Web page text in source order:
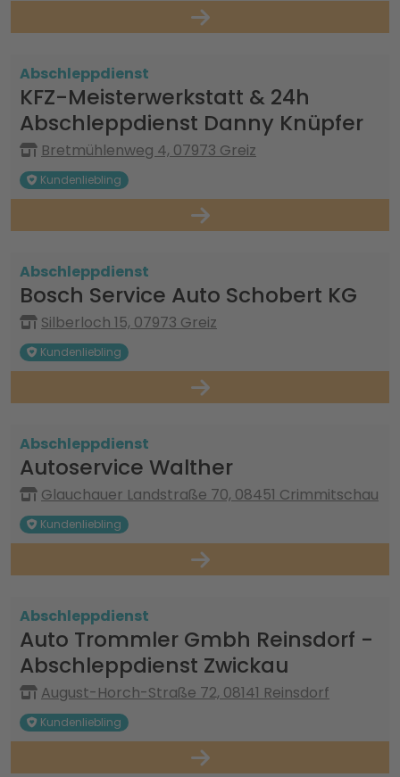
Abschleppdienst
KFZ-Meisterwerkstatt & 24h
Abschleppdienst Danny Knüpfer
Bretmühlenweg 4, 07973 Greiz
Kundenliebling
Abschleppdienst
Bosch Service Auto Schobert KG
Silberloch 15, 07973 Greiz
Kundenliebling
Abschleppdienst
Autoservice Walther
Glauchauer Landstraße 70, 08451 Crimmitschau
Kundenliebling
Abschleppdienst
Auto Trommler Gmbh Reinsdorf -
Abschleppdienst Zwickau
August-Horch-Straße 72, 08141 Reinsdorf
Kundenliebling